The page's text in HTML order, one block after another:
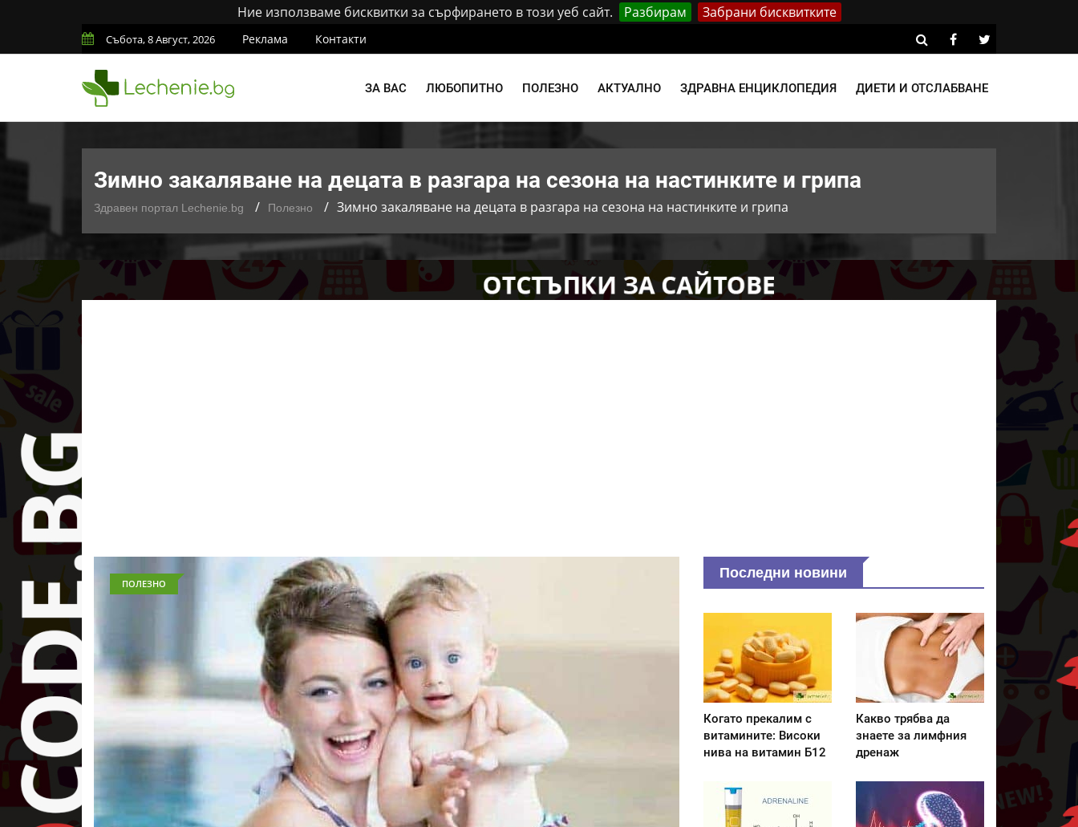
Ние използваме бисквитки за сърфирането в този уеб сайт. Разбирам Забрани бисквитките
Събота, 8 Август, 2026 Реклама Контакти
ЗА ВАС ЛЮБОПИТНО ПОЛЕЗНО АКТУАЛНО ЗДРАВНА ЕНЦИКЛОПЕДИЯ ДИЕТИ И ОТСЛАБВАНЕ
Зимно закаляване на децата в разгара на сезона на настинките и грипа
Здравен портал Lechenie.bg Полезно Зимно закаляване на децата в разгара на сезона на настинките и грипа
ПОЛЕЗНО
Последни новини
Когато прекалим с
витамините: Високи
нива на витамин Б12
Какво трябва да
знаете за лимфния
дренаж